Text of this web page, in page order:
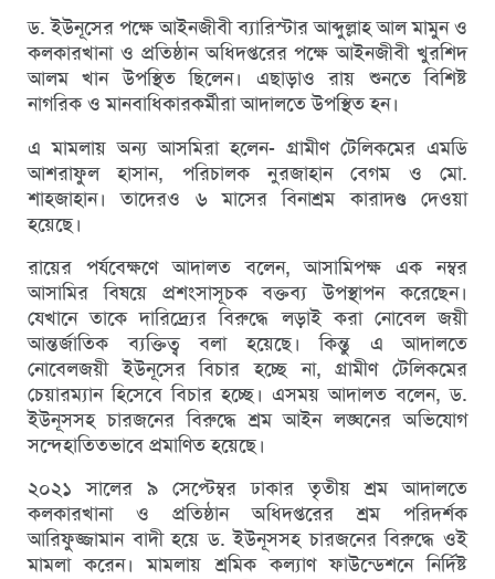
ড. ইউনূসের পক্ষে আইনজীবী ব্যারিস্টার আব্দুল্লাহ আল মামুন ও
কলকারখানা ও প্রতিষ্ঠান অধিদপ্তরের পক্ষে আইনজীবী খুরশিদ
আলম খান উপস্থিত ছিলেন। এছাড়াও রায় শুনতে বিশিষ্ট
নাগরিক ও মানবাধিকারকর্মীরা আদালতে উপস্থিত হন।
এ মামলায় অন্য আসমিরা হলেন- গ্রামীণ টেলিকমের এমডি
আশরাফুল হাসান, পরিচালক নুরজাহান বেগম ও মো.
শাহজাহান। তাদেরও ৬ মাসের বিনাশ্রম কারাদণ্ড দেওয়া
হয়েছে।
রায়ের পর্যবেক্ষণে আদালত বলেন, আসামিপক্ষ এক নম্বর
আসামির বিষয়ে প্রশংসাসূচক বক্তব্য উপস্থাপন করেছেন।
যেখানে তাকে দারিদ্র্যের বিরুদ্ধে লড়াই করা নোবেল জয়ী
আন্তর্জাতিক ব্যক্তিত্ব বলা হয়েছে। কিন্তু এ আদালতে
নোবেলজয়ী ইউনূসের বিচার হচ্ছে না, গ্রামীণ টেলিকমের
চেয়ারম্যান হিসেবে বিচার হচ্ছে। এসময় আদালত বলেন, ড.
ইউনূসসহ চারজনের বিরুদ্ধে শ্রম আইন লঙ্ঘনের অভিযোগ
সন্দেহাতিতভাবে প্রমাণিত হয়েছে।
২০২১ সালের ৯ সেপ্টেম্বর ঢাকার তৃতীয় শ্রম আদালতে
কলকারখানা ও প্রতিষ্ঠান অধিদপ্তরের শ্রম পরিদর্শক
আরিফুজ্জামান বাদী হয়ে ড. ইউনূসসহ চারজনের বিরুদ্ধে ওই
মামলা করেন। মামলায় শ্রমিক কল্যাণ ফাউন্ডেশনে নির্দিষ্ট